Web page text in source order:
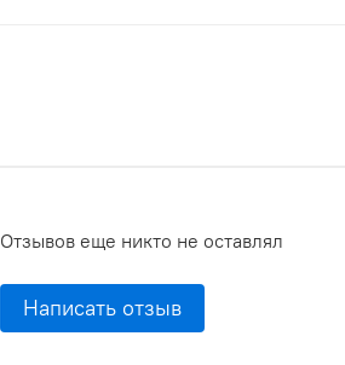
Отзывов еще никто не оставлял
Написать отзыв